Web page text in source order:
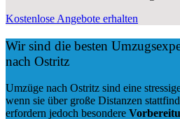
Kostenlose Angebote erhalten
Wir sind die besten
nach Ostritz
Umzüge nach Ostritz sind eine
wenn sie über große Distanzen
erfordern jedoch besondere